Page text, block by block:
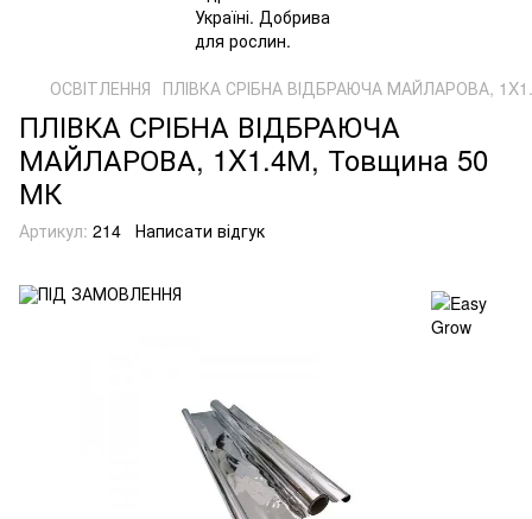
ОСВІТЛЕННЯ ПЛІВКА СРІБНА ВІДБРАЮЧА МАЙЛАРОВА,
ПЛІВКА СРІБНА ВІДБРАЮЧА
МАЙЛАРОВА, 1X1.4М, Товщина 50
МК
Артикул: 214 Написати відгук